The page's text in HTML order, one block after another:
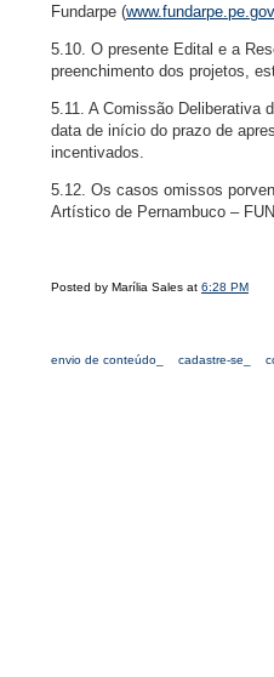
Fundarpe (
5.10. O presente Edital e a
preenchimento dos projetos,
5.11. A Comissão Deliberativa
data de início do prazo de
incentivados.
5.12. Os casos omissos
Artístico de Pernambuco –
Posted by Marília Sales at 6:28 PM
envio de conteúdo_ cadastre-se_